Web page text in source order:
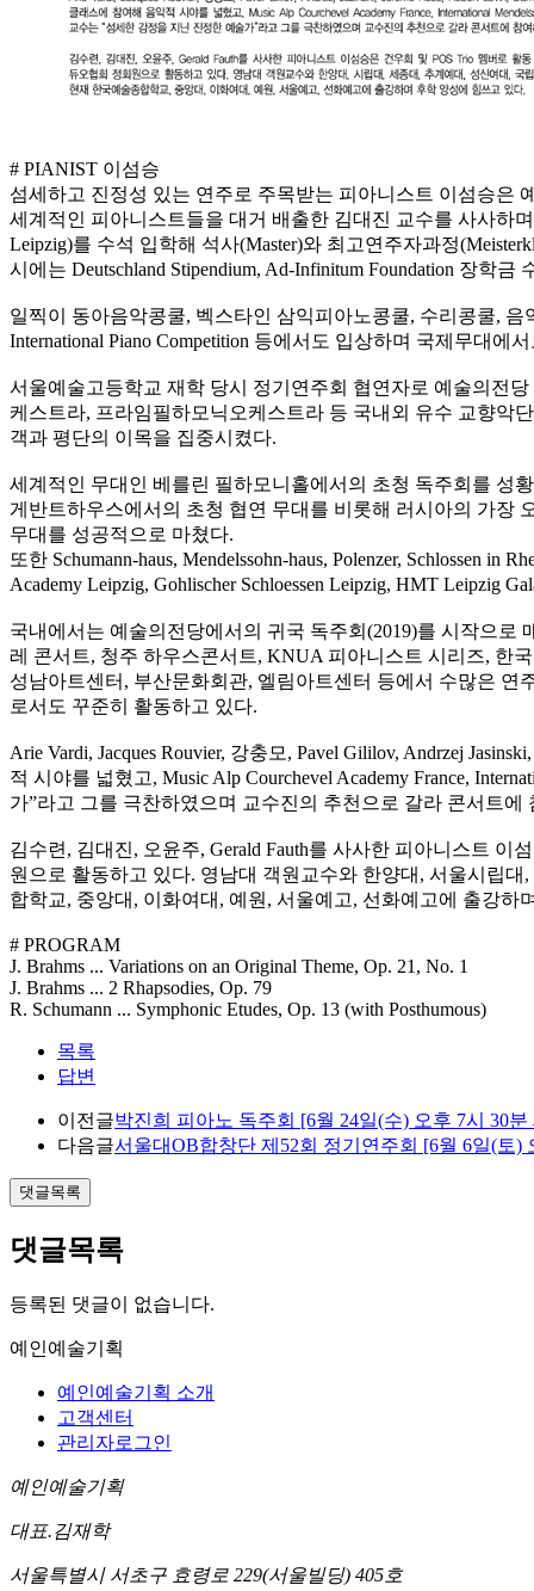
# PIANIST 이섬승
섬세하고 진정성 있는 연주로 주목받는 피아니스트 이섬승은
세계적인 피아니스트들을 대거 배출한 김대진 교수를 사사하
Leipzig)를 수석 입학해 석사(Master)와 최고연주자과정
시에는 Deutschland Stipendium, Ad-Infinitum Foundation 장학
일찍이 동아음악콩쿨, 벡스타인 삼익피아노콩쿨, 수리콩쿨,
International Piano Competition 등에서도 입상하며 국제무대에
서울예술고등학교 재학 당시 정기연주회 협연자로 예술의전당
케스트라, 프라임필하모닉오케스트라 등 국내외 유수 교향악
객과 평단의 이목을 집중시켰다.
세계적인 무대인 베를린 필하모니홀에서의 초청 독주회를 성
게반트하우스에서의 초청 협연 무대를 비롯해 러시아의 가장
무대를 성공적으로 마쳤다.
또한 Schumann-haus, Mendelssohn-haus, Polenzer, Schlossen in
Academy Leipzig, Gohlischer Schloessen Leipzig, HMT Leipzig
국내에서는 예술의전당에서의 귀국 독주회(2019)를 시작으로
레 콘서트, 청주 하우스콘서트, KNUA 피아니스트 시리즈, 한
성남아트센터, 부산문화회관, 엘림아트센터 등에서 수많은 연
로서도 꾸준히 활동하고 있다.
Arie Vardi, Jacques Rouvier, 강충모, Pavel Gililov, Andrzej
적 시야를 넓혔고, Music Alp Courchevel Academy France,
가”라고 그를 극찬하였으며 교수진의 추천으로 갈라 콘서트
김수련, 김대진, 오윤주, Gerald Fauth를 사사한 피아니스트
원으로 활동하고 있다. 영남대 객원교수와 한양대, 서울시립
합학교, 중앙대, 이화여대, 예원, 서울예고, 선화예고에 출강하
# PROGRAM
J. Brahms ... Variations on an Original Theme, Op. 21, No. 1
J. Brahms ... 2 Rhapsodies, Op. 79
R. Schumann ... Symphonic Etudes, Op. 13 (with Posthumous)
목록
답변
이전글박진희 피아노 독주회 [6월 24일(수) 오후 7시 30
다음글서울대OB합창단 제52회 정기연주회 [6월 6일(토)
댓글목록
댓글목록
등록된 댓글이 없습니다.
예인예술기획
예인예술기획 소개
고객센터
관리자로그인
예인예술기획
대표.김재학
서울특별시 서초구 효령로 229(서울빌딩) 405호